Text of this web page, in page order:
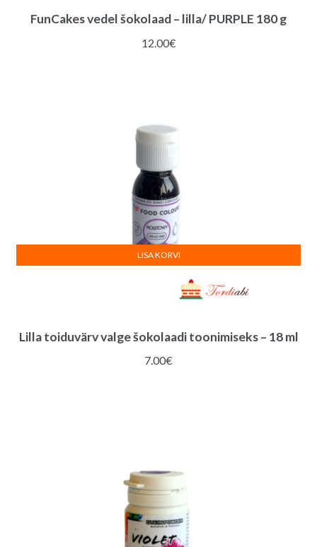
FunCakes vedel šokolaad – lilla/ PURPLE 180 g
12.00€
Lilla toiduvärv valge šokolaadi toonimiseks – 18 ml
7.00€
LISA KORVI